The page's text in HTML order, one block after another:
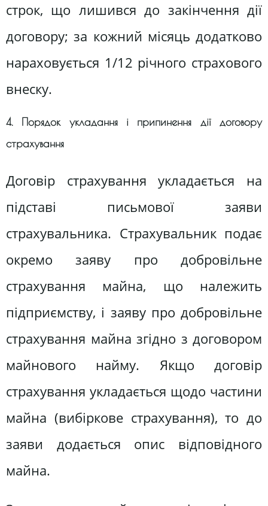
строк, що лишився до закінчення дії
договору; за кожний місяць додатково
нараховується 1/12 річного страхового
внеску.
4. Порядок укладання і припинення дії договору
страхування
Договір страхування укладається на
підставі письмової заяви
страхувальника. Страхувальник подає
окремо заяву про добровільне
страхування майна, що належить
підприємству, і заяву про добровільне
страхування майна згідно з договором
майнового найму. Якщо договір
страхування укладається щодо частини
майна (вибіркове страхування), то до
заяви додається опис відповідного
майна.